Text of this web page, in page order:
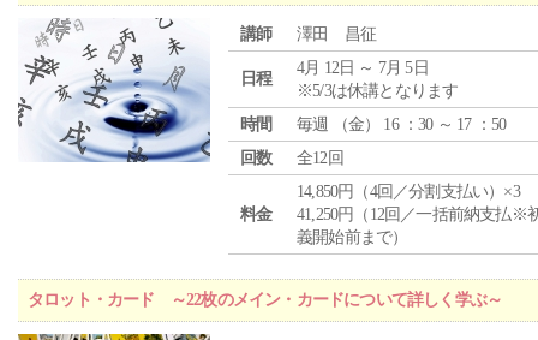
講師 澤田 昌征
日程
4月 12日 ～ 7月 5日
※5/3は休講となります
時間
毎週 （金） 16 ：30 ～ 17 ：50
回数
全12回
料金
14,850円（4回／分割支払い）×3
41,250円（12回／一括前納支払※
義開始前まで）
タロット・カード ～22枚のメイン・カードについて詳しく学ぶ～